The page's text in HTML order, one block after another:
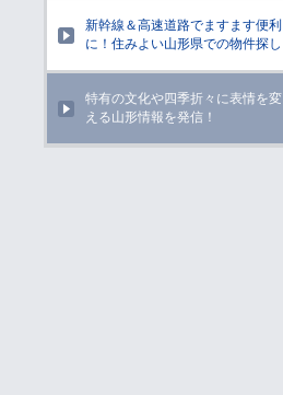
新幹線＆高速道路でますます便利
に！住みよい山形県での物件探し
特有の文化や四季折々に表情を変
える山形情報を発信！